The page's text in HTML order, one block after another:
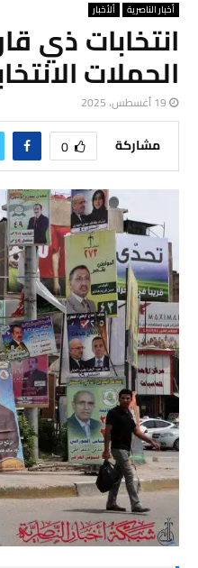
أخبار الناصرية ألأخبار
الحملات
19 أغسطس، 2025
مشاركة 0